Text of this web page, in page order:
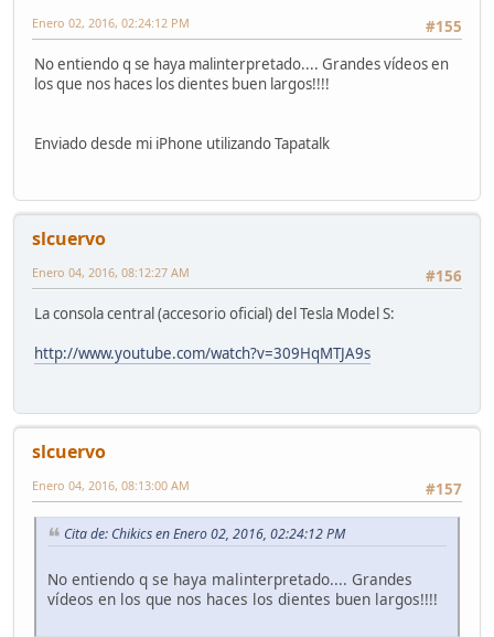
#155
Enero 02, 2016, 02:24:12 PM
No entiendo q se haya malinterpretado.... Grandes vídeos en
los que nos haces los dientes buen largos!!!!
Enviado desde mi iPhone utilizando Tapatalk
slcuervo
#156
Enero 04, 2016, 08:12:27 AM
La consola central (accesorio oficial) del Tesla Model S:
http://www.youtube.com/watch?v=309HqMTJA9s
slcuervo
#157
Enero 04, 2016, 08:13:00 AM
Cita de: Chikics en Enero 02, 2016, 02:24:12 PM
No entiendo q se haya malinterpretado.... Grandes
vídeos en los que nos haces los dientes buen largos!!!!